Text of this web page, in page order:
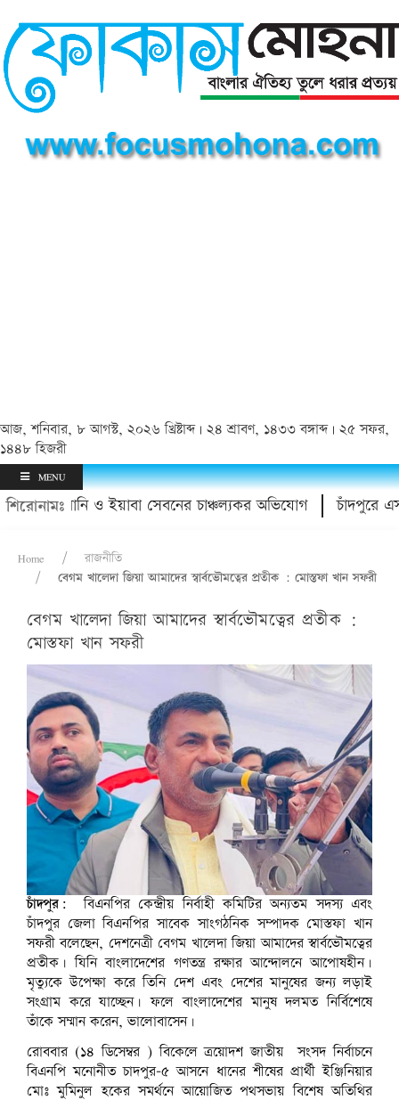
আজ, শনিবার, ৮ আগস্ট, ২০২৬ খ্রিষ্টাব্দ | ২৪ শ্রাবণ, ১৪৩৩ বঙ্গাব্দ | ২৫ সফর,
১৪৪৮ হিজরী
MENU
শিরোনামঃ
হয়রানি ও ইয়াবা সেবনের চাঞ্চল্যকর অভিযোগ চাঁদপুরে
Home
রাজনীতি
বেগম খালেদা জিয়া আমাদের স্বার্বভৌমত্বের প্রতীক : মোস্তফা খান সফরী
বেগম খালেদা জিয়া আমাদের স্বার্বভৌমত্বের প্রতীক :
মোস্তফা খান সফরী
চাঁদপুর:
বিএনপির কেন্দ্রীয় নির্বাহী কমিটির অন্যতম সদস্য এবং
চাঁদপুর জেলা বিএনপির সাবেক সাংগঠনিক সম্পাদক মোস্তফা খান
সফরী বলেছেন, দেশনেত্রী বেগম খালেদা জিয়া আমাদের স্বার্বভৌমত্বের
প্রতীক। যিনি বাংলাদেশের গণতন্ত্র রক্ষার আন্দোলনে আপোষহীন।
মৃত্যুকে উপেক্ষা করে তিনি দেশ এবং দেশের মানুষের জন্য লড়াই
সংগ্রাম করে যাচ্ছেন। ফলে বাংলাদেশের মানুষ দলমত নির্বিশেষে
তাঁকে সম্মান করেন, ভালোবাসেন।
রোববার (১৪ ডিসেম্বর ) বিকেলে ত্রয়োদশ জাতীয় সংসদ নির্বাচনে
বিএনপি মনোনীত চাদপুর-৫ আসনে ধানের শীষের প্রার্থী ইঞ্জিনিয়ার
মোঃ মুমিনুল হকের সমর্থনে আয়োজিত পথসভায় বিশেষ অতিথির